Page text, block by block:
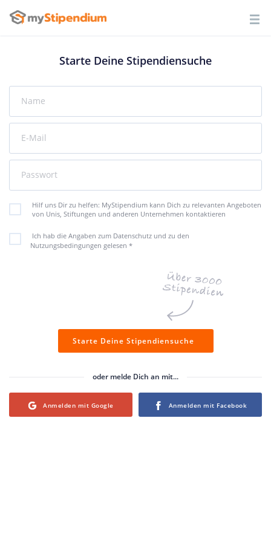
Starte Deine Stipendiensuche
Name
E-Mail
Passwort
Hilf uns Dir zu helfen: MyStipendium kann Dich zu relevanten Angeboten
von Unis, Stiftungen und anderen Unternehmen kontaktieren
Ich hab die Angaben zum Datenschutz und zu den
Nutzungsbedingungen gelesen *
Starte Deine Stipendiensuche
oder melde Dich an mit...
Login with Google Login with Facebook